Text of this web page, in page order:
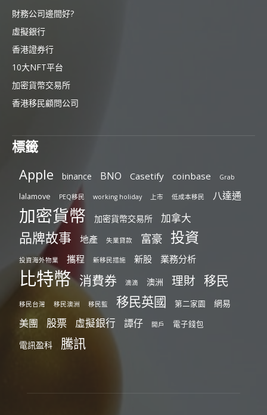
財務公司邊間好?
虛擬銀行
香港證券行
10大NFT平台
加密貨幣交易所
香港移民顧問公司
標籤
Apple binance BNO Casetify coinbase Grab
lalamove PEQ移民 working holiday 上市 低成本移民 八達通
加密貨幣 加密貨幣交易所 加拿大
品牌故事 地產 失業貸款 富豪 投資
投資海外物業 攜程 新移民措施 新股 業務分析
比特幣 消費券 滴滴 澳洲 理財 移民
移民台灣 移民澳洲 移民監 移民英國 第二家園 網易
美團 股票 虛擬銀行 譚仔 開戶 電子錢包
電訊盈科 騰訊